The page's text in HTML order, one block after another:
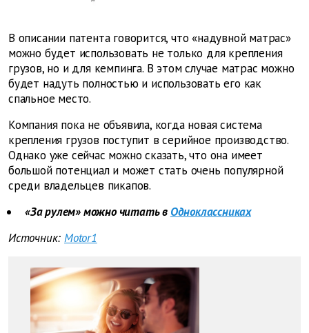
В описании патента говорится, что «надувной матрас»
можно будет использовать не только для крепления
грузов, но и для кемпинга. В этом случае матрас можно
будет надуть полностью и использовать его как
спальное место.
Компания пока не объявила, когда новая система
крепления грузов поступит в серийное производство.
Однако уже сейчас можно сказать, что она имеет
большой потенциал и может стать очень популярной
среди владельцев пикапов.
«За рулем» можно читать в Одноклассниках
Источник: Motor1